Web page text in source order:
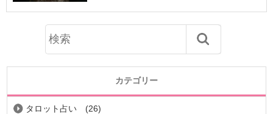
カテゴリー
タロット占い (26)